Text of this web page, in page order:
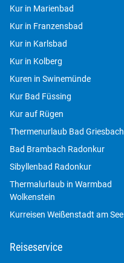
Reisegutschein
Newsletter
Reisebewertung
Kontakt
Kur in Marienbad
Kur in Franzensbad
Kur in Karlsbad
Kur in Kolberg
Kuren in Swinemünde
Kur Bad Füssing
Kur auf Rügen
Thermenurlaub Bad Griesbach
Bad Brambach Radonkur
Sibyllenbad Radonkur
Thermalurlaub in Warmbad
Wolkenstein
Kurreisen Weißenstadt am See
Reiseservice